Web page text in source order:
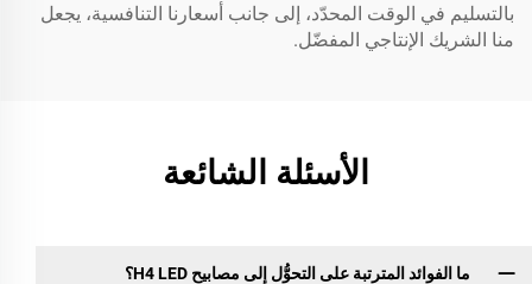
بالتسليم في الوقت المحدّد، إلى جانب أسعارنا التنافسية، يجعل
منا الشريك الإنتاجي المفضّل.
الأسئلة الشائعة
ما الفوائد المترتبة على التحوُّل إلى مصابيح H4 LED؟